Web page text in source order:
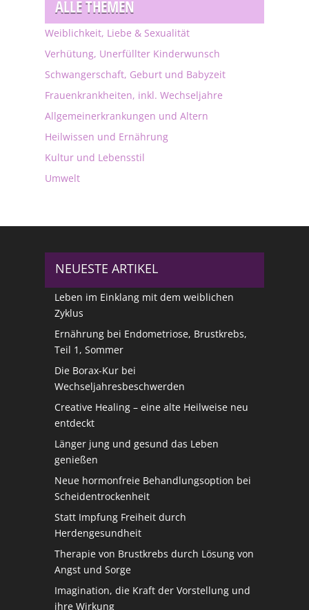
ALLE THEMEN
Weiblichkeit, Liebe & Sexualität
Verhütung, Unerfüllter Kinderwunsch
Schwangerschaft, Geburt und Babyzeit
Frauenkrankheiten, inkl. Wechseljahre
Allgemeinerkrankungen und Altern
Heilwissen und Ernährung
Kultur und Lebensstil
Umwelt
NEUESTE ARTIKEL
Leben im Einklang mit dem weiblichen
Zyklus
Ernährung bei Endometriose, Brustkrebs,
Teil 1, Sommer
Die Borax-Kur bei
Wechseljahresbeschwerden
Creative Healing – eine alte Heilweise neu
entdeckt
Länger jung und gesund das Leben
genießen
Neue hormonfreie Behandlungsoption bei
Scheidentrockenheit
Statt Impfung Freiheit durch
Herdengesundheit
Therapie von Brustkrebs durch Lösung von
Angst und Sorge
Imagination, die Kraft der Vorstellung und
ihre Wirkung